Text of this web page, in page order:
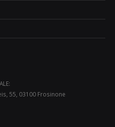
55, 03100 Frosinone